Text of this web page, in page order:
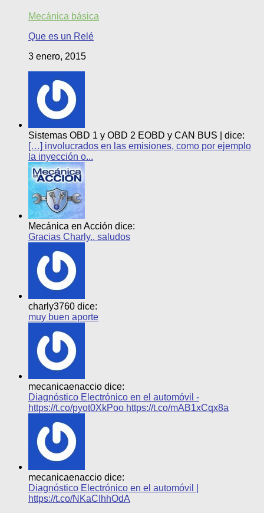
Mecánica básica
Que es un Relé
3 enero, 2015
Sistemas OBD 1 y OBD 2 EOBD y CAN BUS | dice:
[…] involucrados en las emisiones, como por ejemplo
la inyección o...
Mecánica en Acción dice:
Gracias Charly.. saludos
charly3760 dice:
muy buen aporte
mecanicaenaccio dice:
Diagnóstico Electrónico en el automóvil -
https://t.co/pyot0XkPoo https://t.co/mAB1xCqx8a
mecanicaenaccio dice:
Diagnóstico Electrónico en el automóvil |
https://t.co/NKaCIhhOdA